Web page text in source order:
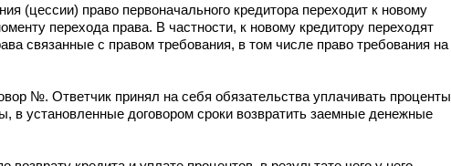
(цессии) право первоначального кредитора переходит к новому
перехода права. В частности, к новому кредитору переходят
связанные с правом требования, в том числе право требования на
№. Ответчик принял на себя обязательства уплачивать проценты
установленные договором сроки возвратить заемные денежные